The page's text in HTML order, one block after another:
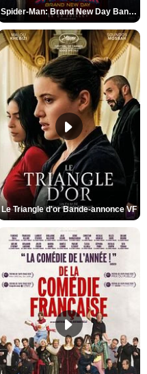
Spider-Man: Brand New Day Bande-annonce VO STFR
Le Triangle d'or Bande-annonce VF